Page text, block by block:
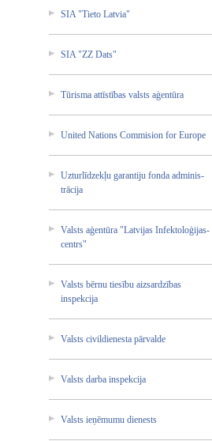
SIA "Tieto Latvia"
SIA "ZZ Dats"
Tūrisma attīstī­bas valsts aģentūr­a
United Nations Commisi­on for Europe
Uzturlī­dzekļu garanti­ju fonda adminis­
trācija­
Valsts aģentūr­a "Latvij­as Infekto­loģijas­
centrs"
Valsts bērnu tiesību aizsard­zības
inspekc­ija
Valsts civildi­enesta pārvald­e
Valsts darba inspekc­ija
Valsts ieņēmum­u dienest­s